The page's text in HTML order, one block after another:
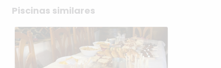
Piscinas similares